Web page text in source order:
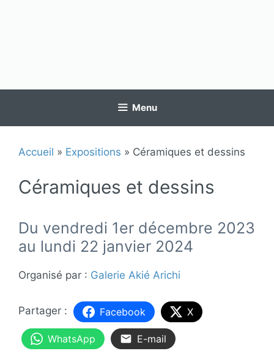
Menu
Accueil » Expositions » Céramiques et dessins
Céramiques et dessins
Du vendredi 1er décembre 2023
au lundi 22 janvier 2024
Organisé par : Galerie Akié Arichi
Facebook X
WhatsApp E-mail